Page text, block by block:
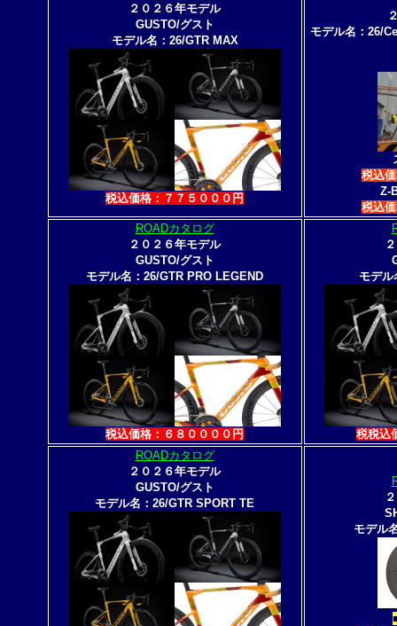
２０２６年モデル
GUSTO/グスト
モデル名：26/GTR MAX
税込価格：７７５０００円
モデル名：26/
税込
Z-
税込
ROADカタログ
２０２６年モデル
GUSTO/グスト
モデル名：26/GTR PRO LEGEND
税込価格：６８００００円
モデル
税税込
ROADカタログ
２０２６年モデル
GUSTO/グスト
モデル名：26/GTR SPORT TE
モデル